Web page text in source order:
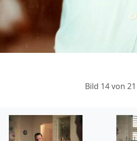
Bild 14 von 21